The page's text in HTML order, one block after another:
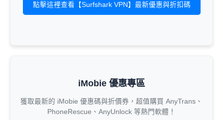
點擊這裡查看【Surfshark VPN】最新優惠與折扣碼
iMobie 優惠專區
獲取最新的 iMobie 優惠碼與折價券，超值購買 AnyTrans、
PhoneRescue、AnyUnlock 等熱門軟體！